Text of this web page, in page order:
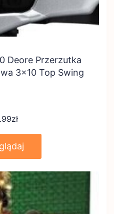
Deore Przerzutka
3×10 Top Swing
zł